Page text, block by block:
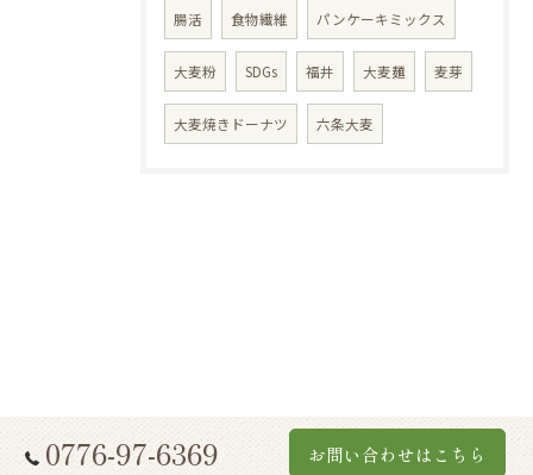
腸活 食物繊維 パンケーキミックス
大麦粉 SDGs 福井 大麦麺 麦芽
大麦焼きドーナツ 六条大麦
0776-97-6369 お問い合わせはこちら